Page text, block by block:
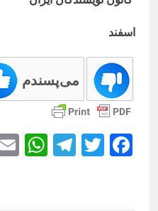
اسفند
می‌پسندم
Facebook
Twitter